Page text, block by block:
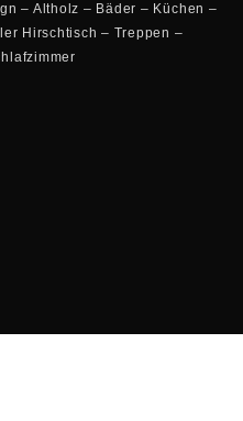
– Altholz – Bäder – Küchen –
Hirschtisch – Treppen –